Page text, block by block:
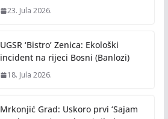
23. Jula 2026.
UGSR ‘Bistro’ Zenica: Ekološki
incident na rijeci Bosni (Banlozi)
18. Jula 2026.
Mrkonjić Grad: Uskoro prvi ‘Sajam